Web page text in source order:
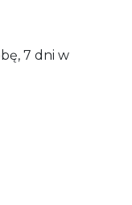
7 dni w